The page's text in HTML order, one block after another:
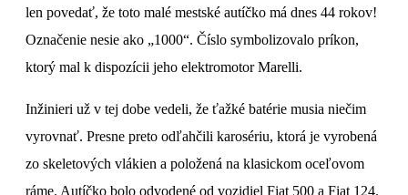
len povedať, že toto malé mestské autíčko má dnes 44 rokov!
Označenie nesie ako „1000“. Číslo symbolizovalo príkon,
ktorý mal k dispozícii jeho elektromotor Marelli.
Inžinieri už v tej dobe vedeli, že ťažké batérie musia niečim
vyrovnať. Presne preto odľahčili karosériu, ktorá je vyrobená
zo skeletových vlákien a položená na klasickom oceľovom
ráme. Autíčko bolo odvodené od vozidiel Fiat 500 a Fiat 124.